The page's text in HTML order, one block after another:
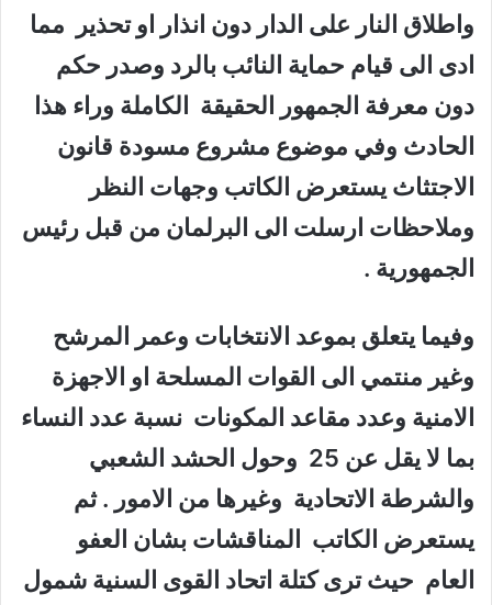
واطلاق النار على الدار دون انذار او تحذير مما
ادى الى قيام حماية النائب بالرد وصدر حكم
دون معرفة الجمهور الحقيقة الكاملة وراء هذا
الحادث وفي موضوع مشروع مسودة قانون
الاجتثاث يستعرض الكاتب وجهات النظر
وملاحظات ارسلت الى البرلمان من قبل رئيس
الجمهورية .
وفيما يتعلق بموعد الانتخابات وعمر المرشح
وغير منتمي الى القوات المسلحة او الاجهزة
الامنية وعدد مقاعد المكونات نسبة عدد النساء
بما لا يقل عن 25 وحول الحشد الشعبي
والشرطة الاتحادية وغيرها من الامور . ثم
يستعرض الكاتب المناقشات بشان العفو
العام حيث ترى كتلة اتحاد القوى السنية شمول